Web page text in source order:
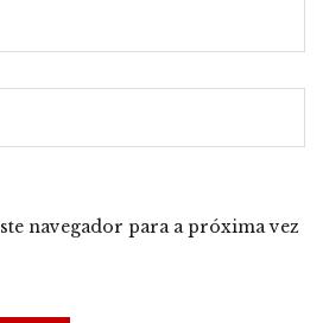
navegador para a próxima vez